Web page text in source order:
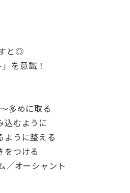
と◎
を意識！
多めに取る
込むように
ように整える
をつける
／オーシャント